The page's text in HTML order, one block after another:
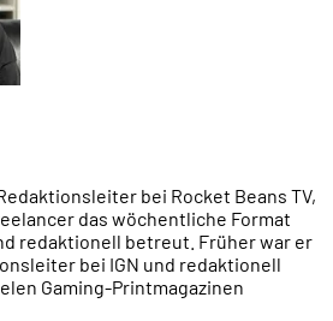
bei Rocket Beans TV,
das wöchentliche Format
redaktionell betreut. Früher war er
bei IGN und redaktionell
Gaming-Printmagazinen